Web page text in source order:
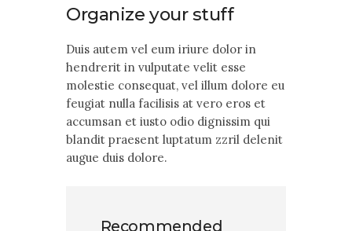
Organize your stuff
Duis autem vel eum iriure dolor in
hendrerit in vulputate velit esse
molestie consequat, vel illum dolore eu
feugiat nulla facilisis at vero eros et
accumsan et iusto odio dignissim qui
blandit praesent luptatum zzril delenit
augue duis dolore.
Recommended